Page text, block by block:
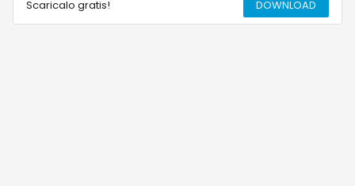
Scaricalo gratis! DOWNLOAD